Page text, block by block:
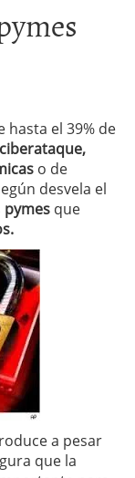
hasta el 39% de
ciberataque,
o de
desvela el
pymes que
a pesar
que la